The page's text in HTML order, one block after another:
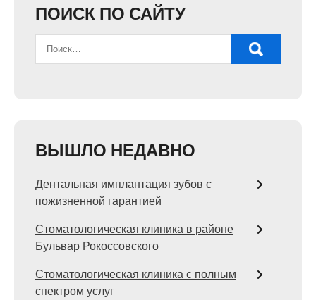
ПОИСК ПО САЙТУ
ВЫШЛО НЕДАВНО
Дентальная имплантация зубов с
пожизненной гарантией
Стоматологическая клиника в районе
Бульвар Рокоссовского
Стоматологическая клиника с полным
спектром услуг